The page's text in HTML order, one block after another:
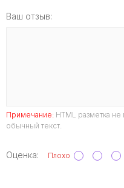
Ваш отзыв:
Примечание: HTML разметка
обычный текст.
Оценка: Плохо